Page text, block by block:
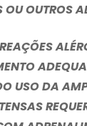
OUTROS
USO DA